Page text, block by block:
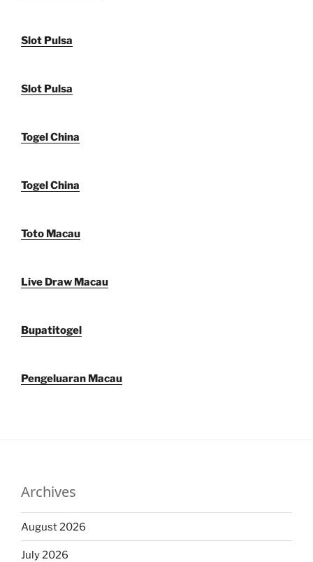
Slot Pulsa
Slot Pulsa
Togel China
Togel China
Toto Macau
Live Draw Macau
Bupatitogel
Pengeluaran Macau
Archives
August 2026
July 2026